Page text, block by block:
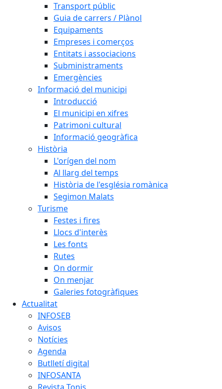
Transport públic
Guia de carrers / Plànol
Equipaments
Empreses i comerços
Entitats i associacions
Subministraments
Emergències
Informació del municipi
Introducció
El municipi en xifres
Patrimoni cultural
Informació geogràfica
Història
L'orígen del nom
Al llarg del temps
Història de l'església romànica
Segimon Malats
Turisme
Festes i fires
Llocs d'interès
Les fonts
Rutes
On dormir
On menjar
Galeries fotogràfiques
Actualitat
INFOSEB
Avisos
Notícies
Agenda
Butlletí digital
INFOSANTA